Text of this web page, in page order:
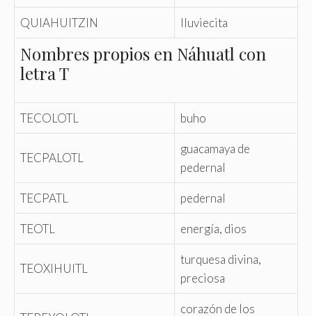
QUIAHUITZIN lluviecita
Nombres propios en Náhuatl con
letra T
TECOLOTL buho
TECPALOTL
guacamaya de
pedernal
TECPATL pedernal
TEOTL energía, dios
TEOXIHUITL
turquesa divina,
preciosa
corazón de los